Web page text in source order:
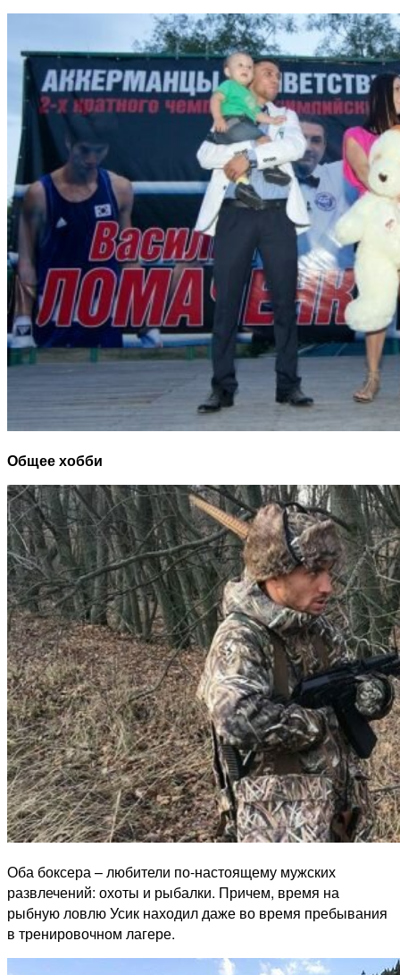
Общее хобби
Оба боксера – любители по-настоящему мужских
развлечений: охоты и рыбалки. Причем, время на
рыбную ловлю Усик находил даже во время пребывания
в тренировочном лагере.